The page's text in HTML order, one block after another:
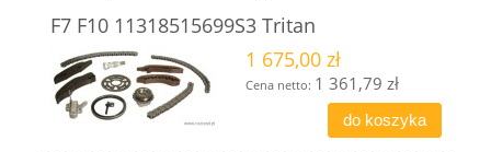
F7 F10 11318515699S3 Tritan
1 675,00 zł
Cena netto: 1 361,79 zł
do koszyka